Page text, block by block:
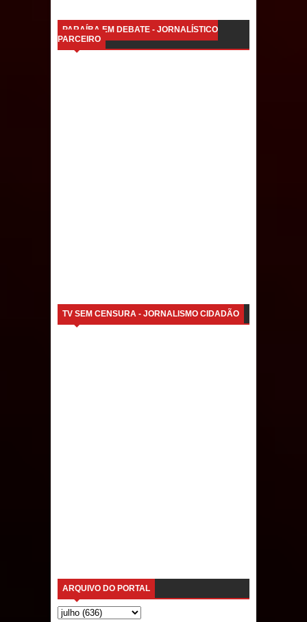
Mari marca presença no maior
evento de saúde pública do planeta
Rosângela e afirma que
PARAÍBA EM DEBATE - JORNALÍSTICO
PARCEIRO
TV SEM CENSURA - JORNALISMO CIDADÃO
ARQUIVO DO PORTAL